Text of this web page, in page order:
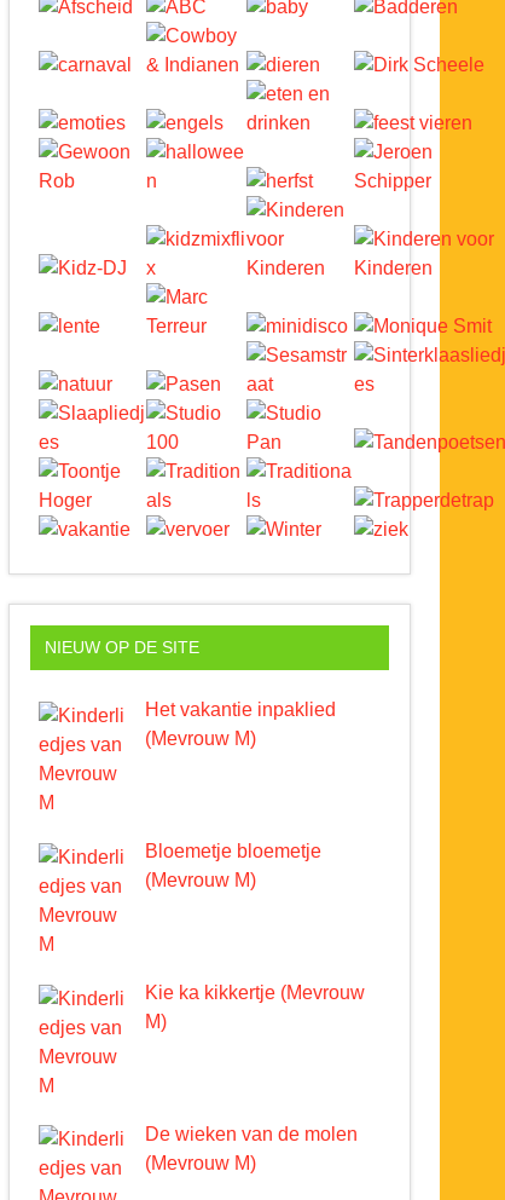
NIEUW OP DE SITE
Het vakantie inpaklied
(Mevrouw M)
Bloemetje bloemetje
(Mevrouw M)
Kie ka kikkertje (Mevrouw
M)
De wieken van de molen
(Mevrouw M)